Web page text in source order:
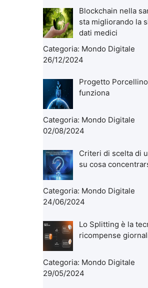
Blockchain nella
sta migliorando la
dati medici
Categoria: Mondo Digitale
26/12/2024
Progetto
funziona
Categoria: Mondo Digitale
02/08/2024
Criteri di scelta di
su cosa
Categoria: Mondo Digitale
24/06/2024
Lo Splitting è la
ricompense
Categoria: Mondo Digitale
29/05/2024